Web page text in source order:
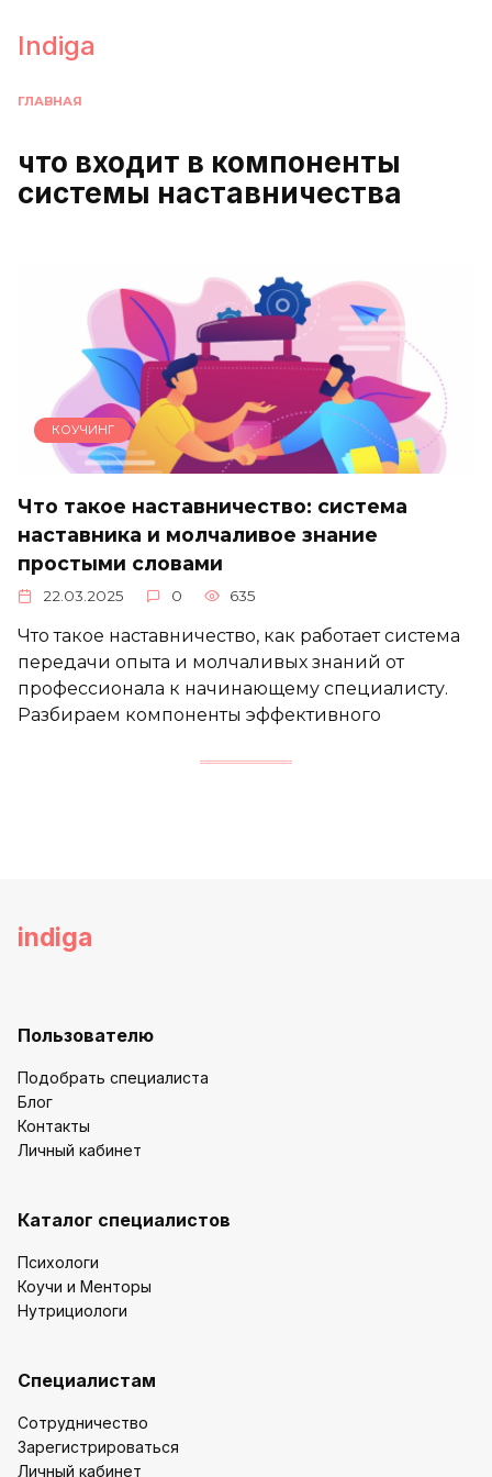
содержанию
Indiga
ГЛАВНАЯ
что входит в компоненты
системы наставничества
КОУЧИНГ
Что такое наставничество: система
наставника и молчаливое знание
простыми словами
22.03.2025 0 635
Что такое наставничество, как работает система
передачи опыта и молчаливых знаний от
профессионала к начинающему специалисту.
Разбираем компоненты эффективного
indiga
Пользователю
Подобрать специалиста
Блог
Контакты
Личный кабинет
Каталог специалистов
Психологи
Коучи и Менторы
Нутрициологи
Специалистам
Сотрудничество
Зарегистрироваться
Личный кабинет